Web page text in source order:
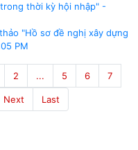
thời kỳ hội nhập" -
"Hồ sơ đề nghị xây dựng
PM
2 ... 5 6 7
Next Last